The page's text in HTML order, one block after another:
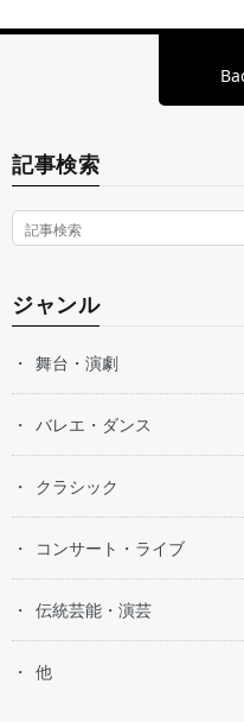
記事検索
ジャンル
舞台・演劇
バレエ・ダンス
クラシック
コンサート・ライブ
伝統芸能・演芸
他